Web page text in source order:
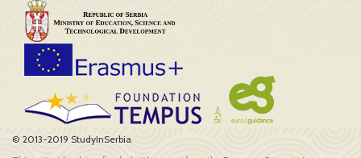
© 2013-2019 StudyInSerbia